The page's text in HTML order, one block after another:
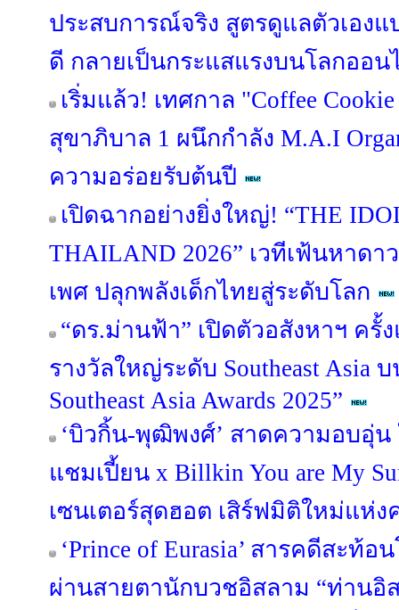
ประสบการณ์จริง สูตรดูแลตัวเอง
ดี กลายเป็นกระแสแรงบนโลกออน
เริ่มแล้ว! เทศกาล "Coffee
สุขาภิบาล 1 ผนึกกำลัง M.A.I
ความอร่อยรับต้นปี
เปิดฉากอย่างยิ่งใหญ่! “THE
THAILAND 2026” เวทีเฟ้นหาด
เพศ ปลุกพลังเด็กไทยสู่ระดับโลก
“ดร.ม่านฟ้า” เปิดตัวอสังหาฯ ครั้
รางวัลใหญ่ระดับ Southeast Asia บ
Southeast Asia Awards 2025”
‘บิวกิ้น-พุฒิพงศ์’ สาดความอบอุ่น
แชมเปี้ยน x Billkin You are My
เซนเตอร์สุดฮอต เสิร์ฟมิติใหม่แห่
‘Prince of Eurasia’ สารคดีสะท้
ผ่านสายตานักบวชอิสลาม “ท่านอิ